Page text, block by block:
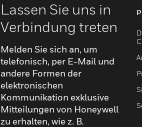
Lassen Sie uns in
Verbindung treten
Melden Sie sich an, um
telefonisch, per E-Mail und
andere Formen der
elektronischen
Kommunikation exklusive
Mitteilungen von Honeywell
zu erhalten, wie z. B.